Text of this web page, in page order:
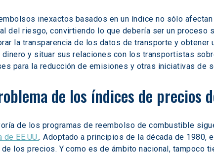
inexactos basados en un índice no sólo
del riesgo, convirtiendo lo que debería ser un proceso
la transparencia de los datos de transporte y
dinero y situar sus relaciones con los transportistas
para la reducción de emisiones y otras iniciativas de
de los índices de precios
de los programas de reembolso de combustible
de EE.UU.. Adoptado a principios de la década de 1980,
los precios. Y como es de ámbito nacional, tampoco